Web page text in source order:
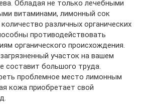
Обладая не только лечебными
витаминами, лимонный сок
различных органических
противодействовать
органического происхождения.
участок на вашем
составит большого труда.
проблемное место лимонным
кожа приобретает свой